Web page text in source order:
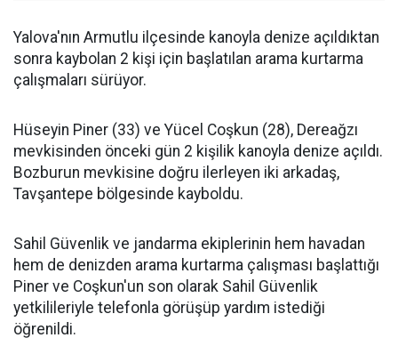
Yalova'nın Armutlu ilçesinde kanoyla denize açıldıktan
sonra kaybolan 2 kişi için başlatılan arama kurtarma
çalışmaları sürüyor.
Hüseyin Piner (33) ve Yücel Coşkun (28), Dereağzı
mevkisinden önceki gün 2 kişilik kanoyla denize açıldı.
Bozburun mevkisine doğru ilerleyen iki arkadaş,
Tavşantepe bölgesinde kayboldu.
Sahil Güvenlik ve jandarma ekiplerinin hem havadan
hem de denizden arama kurtarma çalışması başlattığı
Piner ve Coşkun'un son olarak Sahil Güvenlik
yetkilileriyle telefonla görüşüp yardım istediği
öğrenildi.